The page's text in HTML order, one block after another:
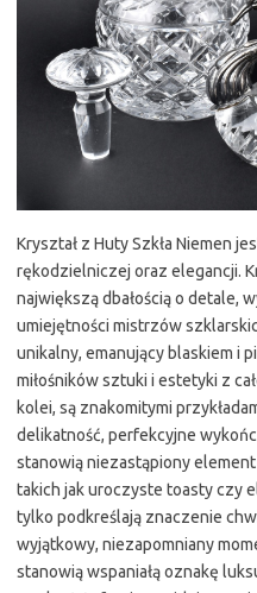
Kryształ z Huty Szkła Niemen
rękodzielniczej oraz elegancji.
największą dbałością o detale,
umiejętności mistrzów
unikalny, emanujący blaskiem i
miłośników sztuki i estetyki z
kolei, są znakomitymi
delikatność, perfekcyjne
stanowią niezastąpiony
takich jak uroczyste toasty czy
tylko podkreślają znaczenie
wyjątkowy, niezapomniany
stanowią wspaniałą oznakę